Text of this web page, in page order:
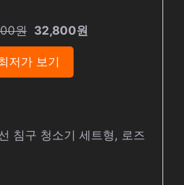
원 32,800원
저가 보기
침구 청소기 세트형, 로즈